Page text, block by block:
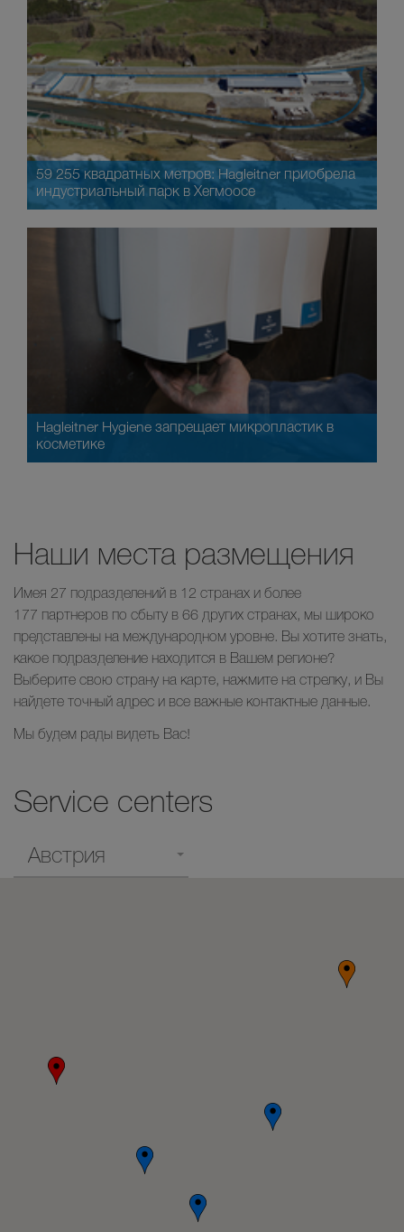
59 255 квадратных метров: Hagleitner приобрела
индустриальный парк в Хегмоосе
Hagleitner Hygiene запрещает микропластик в
косметике
Наши места размещения
Имея 27 подразделений в 12 странах и более
177 партнеров по сбыту в 66 других странах, мы широко
представлены на международном уровне. Вы хотите знать,
какое подразделение находится в Вашем регионе?
Выберите свою страну на карте, нажмите на стрелку, и Вы
найдете точный адрес и все важные контактные данные.
Мы будем рады видеть Вас!
Service centers